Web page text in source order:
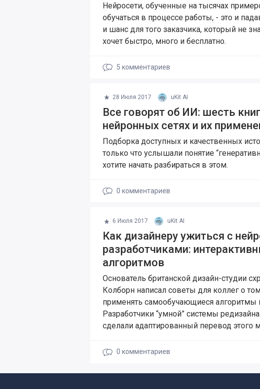
Нейросети, обученные на тысячах
обучаться в процессе работы, - это и
и шанс для того заказчика, который не
хочет быстро, много и бесплатно.
5 комментариев
28 Июля 2017 uKit AI
Все говорят об ИИ: шесть
нейронных сетях и их
Подборка доступных и качественных
только что услышали понятие
хотите начать разбираться в этом.
0 комментариев
6 Июля 2017 uKit AI
Как дизайнеру ужиться с
разработчиками:
алгоритмов
Основатель британской дизайн-студии
Колборн написал советы для коллег о
применять самообучающиеся алгоритмы
Разработчики “умной” системы
сделали адаптированный перевод этого
0 комментариев